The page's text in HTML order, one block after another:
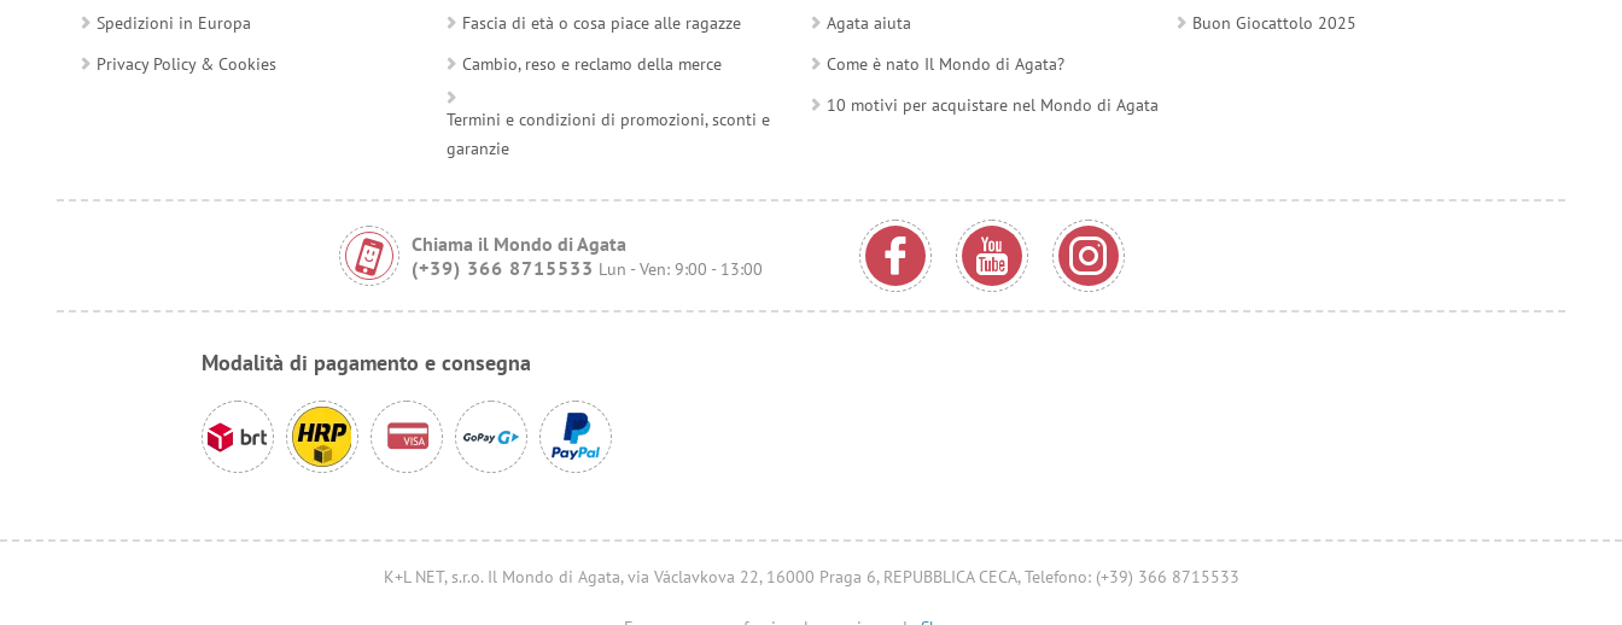
Spedizioni in Europa
Privacy Policy & Cookies
Fascia di età o cosa piace alle ragazze
Cambio, reso e reclamo della merce
Termini e condizioni di promozioni, sconti e
garanzie
Agata aiuta
Come è nato Il Mondo di Agata?
10 motivi per acquistare nel Mondo di Agata
Buon Giocattolo 2025
Chiama il Mondo di Agata
(+39) 366 8715533 Lun - Ven: 9:00 - 13:00
Modalità di pagamento e consegna
K+L NET, s.r.o. Il Mondo di Agata, via Václavkova 22, 16000 Praga 6, REPUBBLICA CECA, Telefono: (+39) 366 8715533